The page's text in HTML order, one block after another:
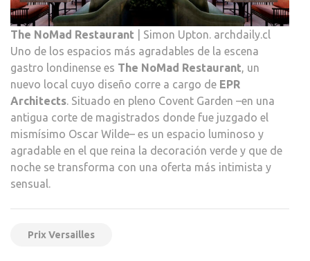
The NoMad Restaurant | Simon Upton. archdaily.cl
Uno de los espacios más agradables de la escena
gastro londinense es The NoMad Restaurant, un
nuevo local cuyo diseño corre a cargo de EPR
Architects. Situado en pleno Covent Garden –en una
antigua corte de magistrados donde fue juzgado el
mismísimo Oscar Wilde– es un espacio luminoso y
agradable en el que reina la decoración verde y que de
noche se transforma con una oferta más intimista y
sensual.
Prix Versailles